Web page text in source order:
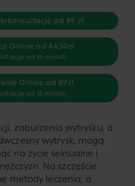
od 89 zł
Online od 44,50zł
od 15 minut)
Online od 89zł
od 15 minut)
zaburzenia wytrysku, a
wytrysk, mogą
na życie seksualne i
Na szczęście
metody leczenia, a